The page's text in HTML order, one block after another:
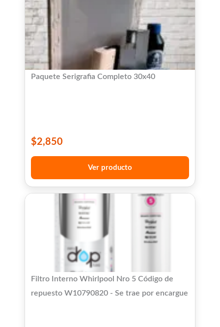
Paquete Serigrafia Completo 30x40
$2,850
Ver producto
Filtro Interno Whirlpool Nro 5 Código de
repuesto W10790820 - Se trae por encargue